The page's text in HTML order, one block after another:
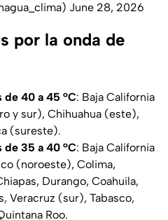
June 28, 2026
por la onda de
de 40 a 45 °C: Baja California
y sur), Chihuahua (este),
(sureste).
de 35 a 40 °C: Baja California
(noroeste), Colima,
Durango, Coahuila,
Veracruz (sur), Tabasco,
Roo.